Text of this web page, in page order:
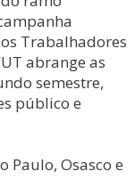
Trabalhadores
abrange as
semestre,
público e
Paulo, Osasco e